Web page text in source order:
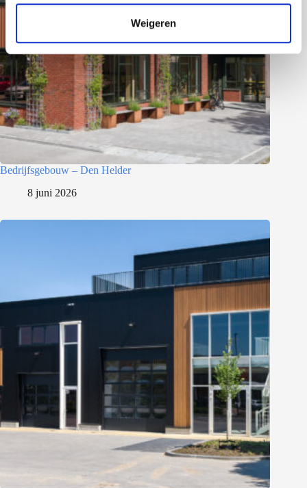
t
Weigeren
Bedrijfsgebouw – Den Helder
8 juni 2026